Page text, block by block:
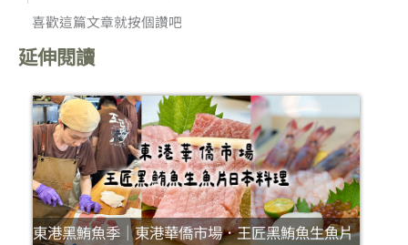
喜歡這篇文章就按個讚吧
延伸閱讀
東港黑鮪魚季｜東港華僑市場．王匠黑鮪魚生魚片